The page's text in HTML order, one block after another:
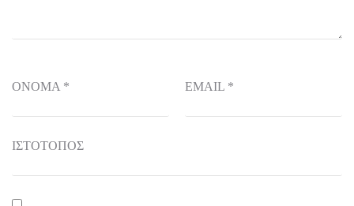
ΌΝΟΜΑ * EMAIL *
ΙΣΤΌΤΟΠΟΣ